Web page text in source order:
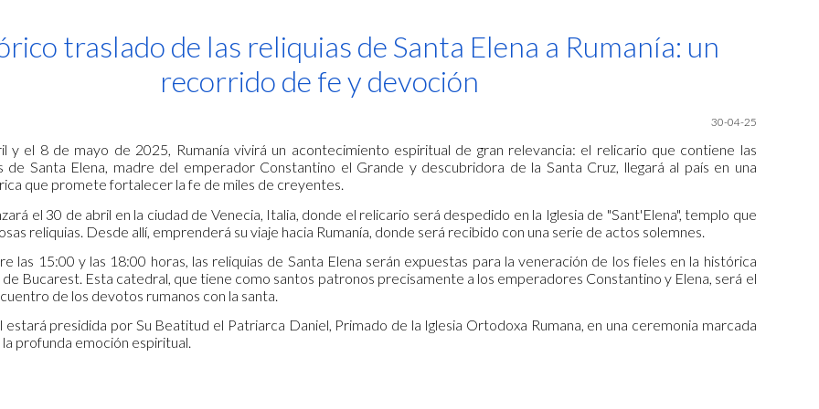
to main content Skip to navigation
traslado de las reliquias de Santa Elena a Rumanía: un
recorrido de fe y devoción
30-04-25
y el 8 de mayo de 2025, Rumanía vivirá un acontecimiento espiritual de gran relevancia: el relicario que contiene las
de Santa Elena, madre del emperador Constantino el Grande y descubridora de la Santa Cruz, llegará al país en una
que promete fortalecer la fe de miles de creyentes.
el 30 de abril en la ciudad de Venecia, Italia, donde el relicario será despedido en la Iglesia de "Sant'Elena", templo que
reliquias. Desde allí, emprenderá su viaje hacia Rumanía, donde será recibido con una serie de actos solemnes.
las 15:00 y las 18:00 horas, las reliquias de Santa Elena serán expuestas para la veneración de los fieles en la histórica
Bucarest. Esta catedral, que tiene como santos patronos precisamente a los emperadores Constantino y Elena, será el
de los devotos rumanos con la santa.
estará presidida por Su Beatitud el Patriarca Daniel, Primado de la Iglesia Ortodoxa Rumana, en una ceremonia marcada
profunda emoción espiritual.